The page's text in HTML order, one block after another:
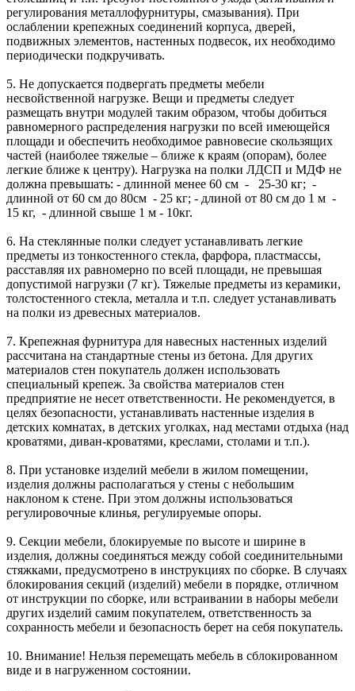
регулирования металлофурнитуры, смазывания). При
ослаблении крепежных соединений корпуса, дверей,
подвижных элементов, настенных подвесок, их необходимо
периодически подкручивать.
5. Не допускается подвергать предметы мебели
несвойственной нагрузке. Вещи и предметы следует
размещать внутри модулей таким образом, чтобы добиться
равномерного распределения нагрузки по всей имеющейся
площади и обеспечить необходимое равновесие скользящих
частей (наиболее тяжелые – ближе к краям (опорам), более
легкие ближе к центру). Нагрузка на полки ЛДСП и МДФ не
должна превышать: - длинной менее 60 см - 25-30 кг; -
длинной от 60 см до 80см - 25 кг; - длиной от 80 см до 1 м -
15 кг, - длинной свыше 1 м - 10кг.
6. На стеклянные полки следует устанавливать легкие
предметы из тонкостенного стекла, фарфора, пластмассы,
расставляя их равномерно по всей площади, не превышая
допустимой нагрузки (7 кг). Тяжелые предметы из керамики,
толстостенного стекла, металла и т.п. следует устанавливать
на полки из древесных материалов.
7. Крепежная фурнитура для навесных настенных изделий
рассчитана на стандартные стены из бетона. Для других
материалов стен покупатель должен использовать
специальный крепеж. За свойства материалов стен
предприятие не несет ответственности. Не рекомендуется, в
целях безопасности, устанавливать настенные изделия в
детских комнатах, в детских уголках, над местами отдыха (над
кроватями, диван-кроватями, креслами, столами и т.п.).
8. При установке изделий мебели в жилом помещении,
изделия должны располагаться у стены с небольшим
наклоном к стене. При этом должны использоваться
регулировочные клинья, регулируемые опоры.
9. Секции мебели, блокируемые по высоте и ширине в
изделия, должны соединяться между собой соединительными
стяжками, предусмотрено в инструкциях по сборке. В случаях
блокирования секций (изделий) мебели в порядке, отличном
от инструкции по сборке, или встраивании в наборы мебели
других изделий самим покупателем, ответственность за
сохранность мебели и безопасность берет на себя покупатель.
10. Внимание! Нельзя перемещать мебель в сблокированном
виде и в нагруженном состоянии.